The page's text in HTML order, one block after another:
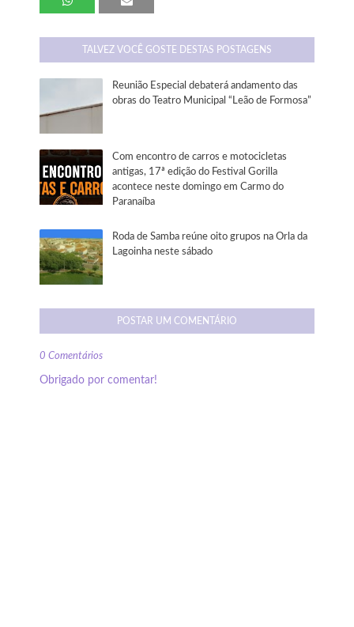
TALVEZ VOCÊ GOSTE DESTAS POSTAGENS
Reunião Especial debaterá andamento das
obras do Teatro Municipal “Leão de Formosa”
Com encontro de carros e motocicletas
antigas, 17ª edição do Festival Gorilla
acontece neste domingo em Carmo do
Paranaíba
Roda de Samba reúne oito grupos na Orla da
Lagoinha neste sábado
POSTAR UM COMENTÁRIO
0 Comentários
Obrigado por comentar!